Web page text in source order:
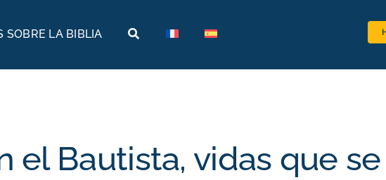
SOBRE LA BIBLIA
Egipto
el Bautista, vidas que